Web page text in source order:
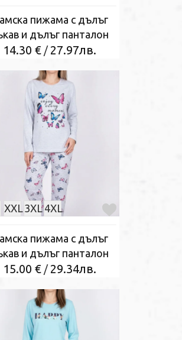
пижама с дълъг
и дълъг панталон
14.30 €/ 27.97лв.
XXL3XL 4XL
пижама с дълъг
и дълъг панталон
15.00 €/ 29.34лв.